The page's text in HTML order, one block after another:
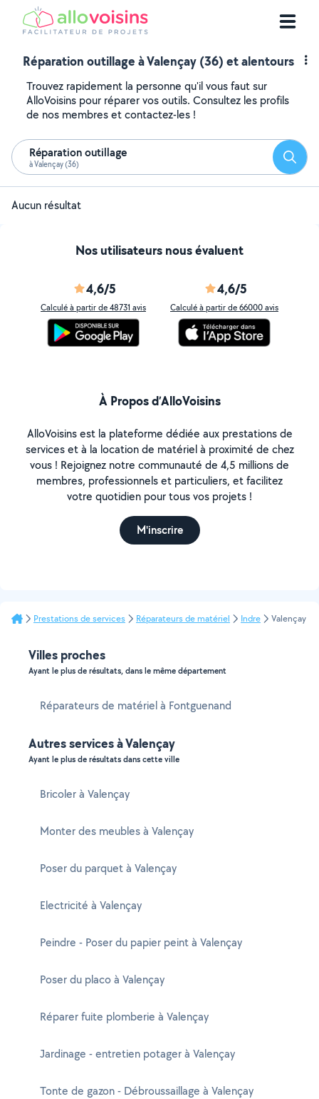
Réparation outillage à Valençay (36) et alentours
Trouvez rapidement la personne qu'il vous faut sur
AlloVoisins pour réparer vos outils. Consultez les profils
de nos membres et contactez-les !
Réparation outillage
à Valençay (36)
Aucun résultat
Nos utilisateurs nous évaluent
4,6/5
Calculé à partir de 48731 avis
4,6/5
Calculé à partir de 66000 avis
À Propos d’AlloVoisins
AlloVoisins est la plateforme dédiée aux prestations de
services et à la location de matériel à proximité de chez
vous ! Rejoignez notre communauté de 4,5 millions de
membres, professionnels et particuliers, et facilitez
votre quotidien pour tous vos projets !
M'inscrire
Prestations de services Réparateurs de matériel Indre Valençay
Villes proches
Ayant le plus de résultats, dans le même département
Réparateurs de matériel à Fontguenand
Autres services à Valençay
Ayant le plus de résultats dans cette ville
Bricoler à Valençay
Monter des meubles à Valençay
Poser du parquet à Valençay
Electricité à Valençay
Peindre - Poser du papier peint à Valençay
Poser du placo à Valençay
Réparer fuite plomberie à Valençay
Jardinage - entretien potager à Valençay
Tonte de gazon - Débroussaillage à Valençay